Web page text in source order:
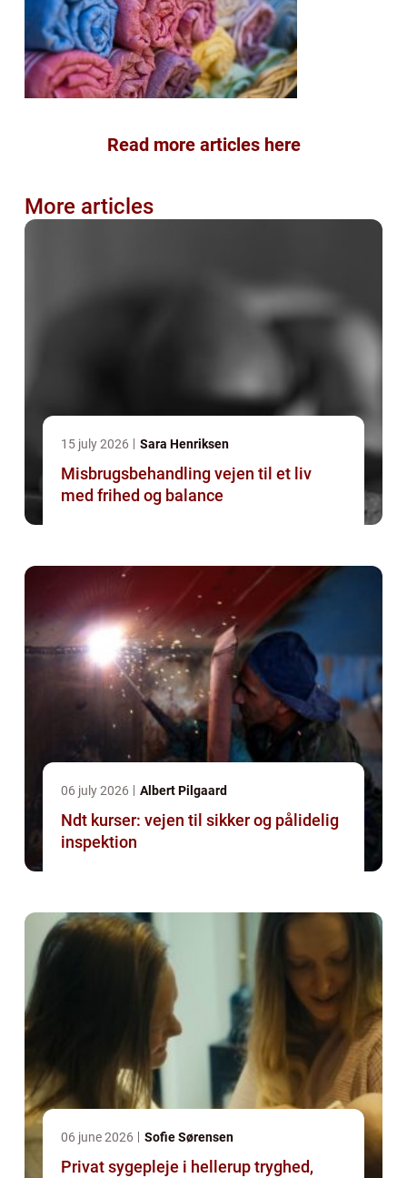
Read more articles here
More articles
15 july 2026 Sara Henriksen
Misbrugsbehandling vejen til et liv
med frihed og balance
06 july 2026 Albert Pilgaard
Ndt kurser: vejen til sikker og pålidelig
inspektion
06 june 2026 Sofie Sørensen
Privat sygepleje i hellerup tryghed,